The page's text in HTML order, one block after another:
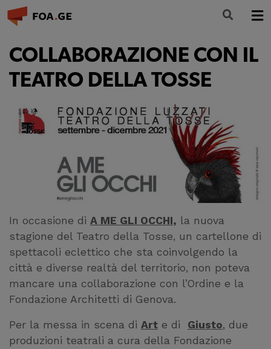
LA FONDAZIONE
FORMAZIONE
PARTECIPA
INFO E CONTATTI
COLLABORAZIONE CON IL
TEATRO DELLA TOSSE
In occasione di A ME GLI OCCHI, la nuova
stagione del Teatro della Tosse, un cartellone di
spettacoli eclettico che sta coinvolgendo la
città e diverse realtà del territorio, non poteva
mancare una collaborazione con l’Ordine e la
Fondazione Architetti di Genova.
Per la messa in scena di Art e di Giusto, due
produzioni teatrali a cura della Fondazione